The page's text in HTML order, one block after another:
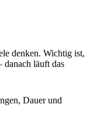
denken. Wichtig ist,
läuft das
Dauer und